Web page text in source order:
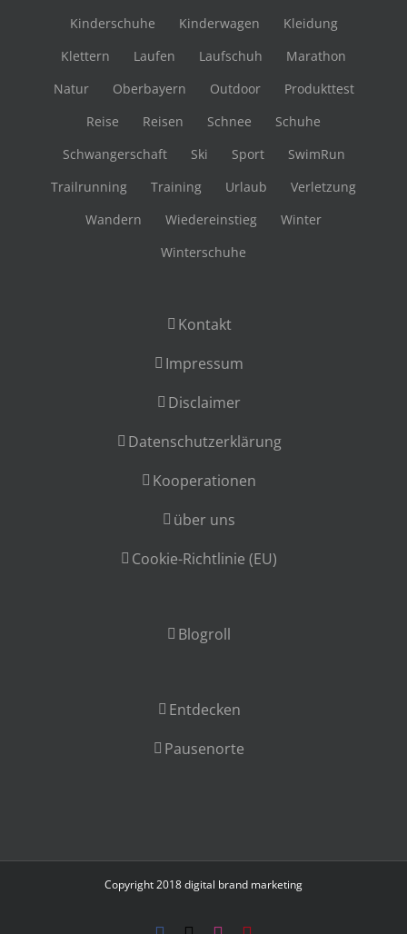
Kinderschuhe
Kinderwagen
Kleidung
Klettern
Laufen Laufschuh
Marathon
Natur
Oberbayern Outdoor
Produkttest
Reise
Reisen Schnee
Schuhe
Schwangerschaft
Ski Sport
SwimRun
Trailrunning
Training Urlaub
Verletzung
Wandern
Wiedereinstieg
Winter
Winterschuhe
Kontakt
Impressum
Disclaimer
Datenschutzerklärung
Kooperationen
über uns
Cookie-Richtlinie (EU)
Blogroll
Entdecken
Pausenorte
Copyright 2018digital brand marketing